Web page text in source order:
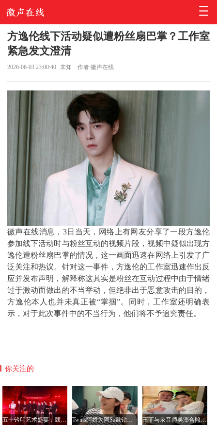
方逸伦线下活动疑似遭粉丝扇巴掌？工作室
紧急发文澄清
2026-06-03 23:00:40 未知 作者:徽声在线
徽声在线消息，3日当天，网络上有网友分享了一段方逸伦
参加线下活动时与粉丝互动的视频片段，视频中疑似出现方
逸伦遭粉丝扇巴掌的情况，这一画面迅速在网络上引发了广
泛关注和热议。针对这一事件，方逸伦的工作室迅速作出反
应并发布声明 ，解释称这其实是粉丝在互动过程中由于情绪
过于激动而做出的不当举动，但绝非出于恶意攻击的目的，
方逸伦本人也并未真正被“掌掴”。同时，工作室还明确表
示，对于此次事件中的不当行为，他们将不予追究责任。
你关注的
五十钤印艺术盛宴：颐和园星光璀璨，群星共铸艺术新篇章 Twins阿娇为阿Sa戴钻石项链，阿Sa宣布结婚感情稳定 王菲与录音师吴澎合照曝光，56岁状态惊艳引热议